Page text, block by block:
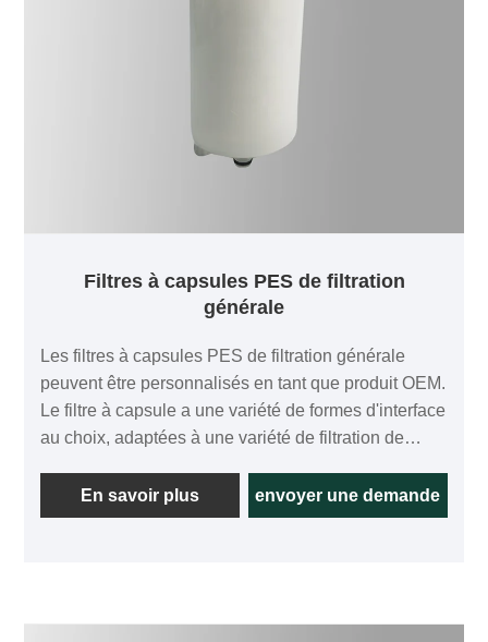
Filtres à capsules PES de filtration
générale
Les filtres à capsules PES de filtration générale
peuvent être personnalisés en tant que produit OEM.
Le filtre à capsule a une variété de formes d'interface
au choix, adaptées à une variété de filtration de
filtre à capsule a une zone de filtration plus élevée,
qui aura une durée de vie plus longue. Cela peut
variété d'options de précision. En raison de la faible
En savoir plus envoyer une demande